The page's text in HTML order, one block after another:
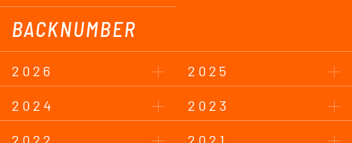
BACKNUMBER
2026
2025
2024
2023